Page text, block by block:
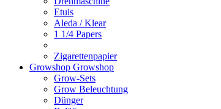
Etuis
Aleda / Klear
1 1/4 Papers
Zigarettenpapier
Growshop Growshop
Grow-Sets
Grow Beleuchtung
Dünger